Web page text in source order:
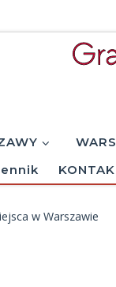
w Warszawie